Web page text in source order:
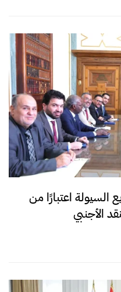
السيولة اعتبارًا من
الأجنبي